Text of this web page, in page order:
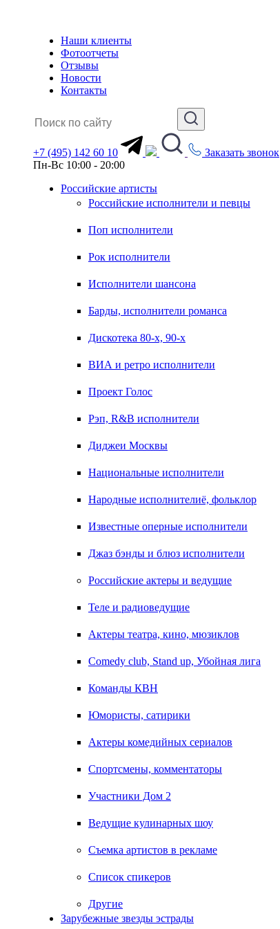
Наши клиенты
Фотоотчеты
Отзывы
Новости
Контакты
+7 (495) 142 60 10
Заказать звонок
Пн-Вс 10:00 - 20:00
Российские артисты
Российские исполнители и певцы
Поп исполнители
Рок исполнители
Исполнители шансона
Барды, исполнители романса
Дискотека 80-х, 90-х
ВИА и ретро исполнители
Проект Голос
Рэп, R&B исполнители
Диджеи Москвы
Национальные исполнители
Народные исполнителиё, фольклор
Известные оперные исполнители
Джаз бэнды и блюз исполнители
Российские актеры и ведущие
Теле и радиоведущие
Актеры театра, кино, мюзиклов
Comedy club, Stand up, Убойная лига
Команды КВН
Юмористы, сатирики
Актеры комедийных сериалов
Спортсмены, комментаторы
Участники Дом 2
Ведущие кулинарных шоу
Съемка артистов в рекламе
Список спикеров
Другие
Зарубежные звезды эстрады